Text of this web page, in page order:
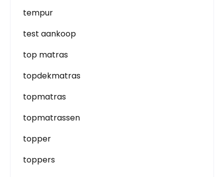
tempur
test aankoop
top matras
topdekmatras
topmatras
topmatrassen
topper
toppers